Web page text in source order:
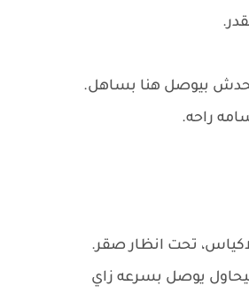
بيوصل هنا بساهل.
راحه.
تحت انظار صقر.
يوصل بسرعه زاي